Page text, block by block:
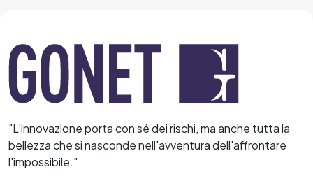
"L'innovazione porta con sé dei rischi, ma anche tutta la
bellezza che si nasconde nell'avventura dell'affrontare
l'impossibile."